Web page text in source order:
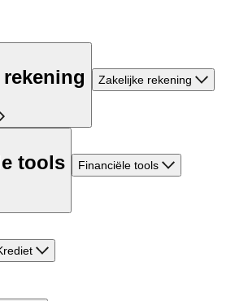
Zakelijke rekening
tools Financiële tools